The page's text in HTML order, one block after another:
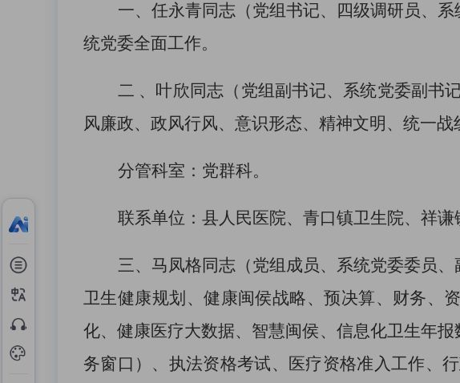
一、 任永青同志 （党组书记、 四级调研员、 系
统党委全面工作。
二 、 叶欣 同志 （ 党组副书记、 系统党委副书记
风廉政、政风行风、意识形态、精神文明、统一战
分管科室：党群科。
联系单位：县人民医院、青口镇卫生院、祥谦
三、 马凤格同志 （党组成员、系统党委委员
卫生健康规划、健康闽侯战略、预决算、财务、
化、健康医疗大数据、智慧闽侯、信息化卫生年
务窗口 ） 、 执法资格考试、医疗资格准入工作、